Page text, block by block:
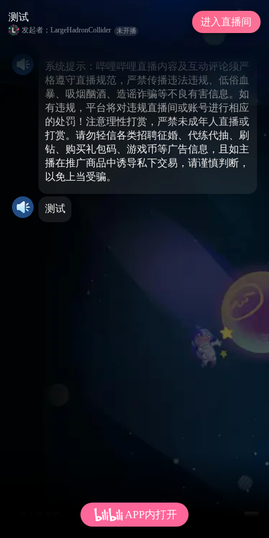
系统提示：哔哩哔哩直播内容及互动评论须严
格遵守直播规范，严禁传播违法违规、低俗血
暴、吸烟酗酒、造谣诈骗等不良有害信息。如
有违规，平台将对违规直播间或账号进行相应
的处罚！注意理性打赏，严禁未成年人直播或
打赏。请勿轻信各类招聘征婚、代练代抽、刷
钻、购买礼包码、游戏币等广告信息，且如主
播在推广商品中诱导私下交易，请谨慎判断，
以免上当受骗。
测试
测试
发起者；LargeHadronCollider 未开播
进入直播间
APP内打开